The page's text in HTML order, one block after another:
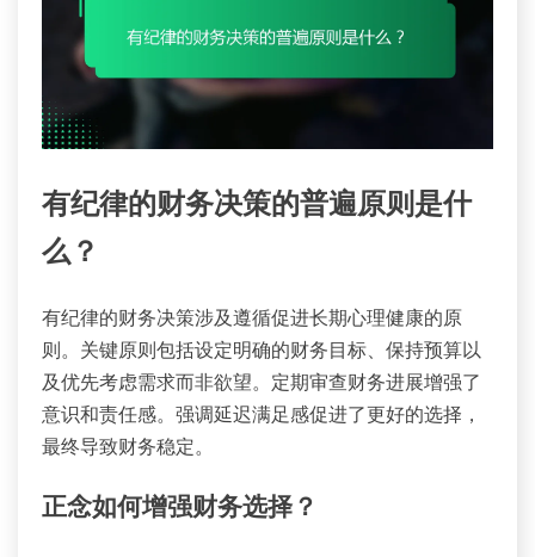
有纪律的财务决策的普遍原则是什
么？
有纪律的财务决策涉及遵循促进长期心理健康的原
则。关键原则包括设定明确的财务目标、保持预算以
及优先考虑需求而非欲望。定期审查财务进展增强了
意识和责任感。强调延迟满足感促进了更好的选择，
最终导致财务稳定。
正念如何增强财务选择？